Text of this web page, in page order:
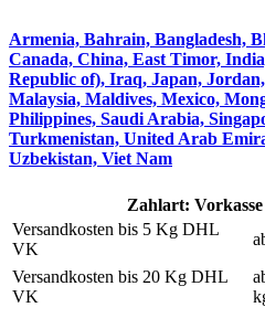
Armenia, Bahrain, Bangladesh,
Canada, China, East Timor,
Republic of), Iraq, Japan,
Malaysia, Maldives, Mexico,
Philippines, Saudi Arabia,
Turkmenistan, United Arab
Uzbekistan, Viet Nam
Zahlart:
Versandkosten bis 5 Kg DHL
VK
Versandkosten bis 20 Kg DHL
VK